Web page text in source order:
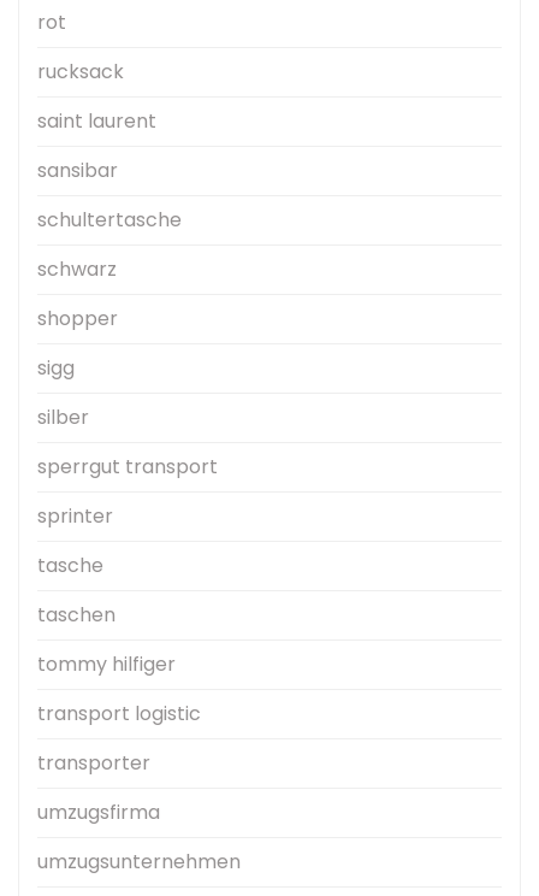
rot
rucksack
saint laurent
sansibar
schultertasche
schwarz
shopper
sigg
silber
sperrgut transport
sprinter
tasche
taschen
tommy hilfiger
transport logistic
transporter
umzugsfirma
umzugsunternehmen